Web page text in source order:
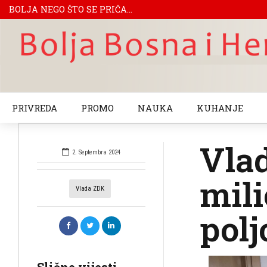
BOLJA NEGO ŠTO SE PRIČA...
PRIVREDA PROMO NAUKA KUHANJE
2. Septembra 2024
Vlada ZDK